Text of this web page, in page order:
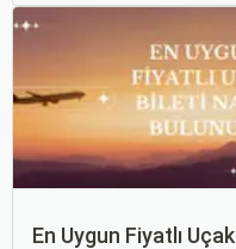
havalimanlarında dikkat
noktaları, güvenlik
kontrollerini ve bekleme
süreleri hakkında ipuçlarını
detaylı bir şekilde ele
alacağız.
En Uygun Fiyatlı Uçak